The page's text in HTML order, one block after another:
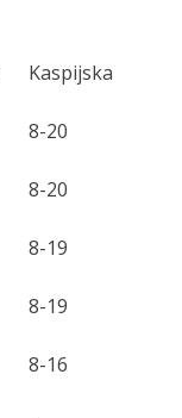
Kaspijska
8-20
8-20
8-19
8-19
8-16